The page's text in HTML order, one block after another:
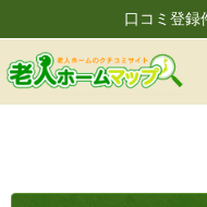
口コミ登録